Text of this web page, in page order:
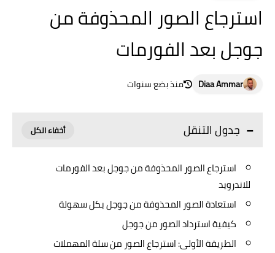
استرجاع الصور المحذوفة من
جوجل بعد الفورمات
Diaa Ammar منذ بضع سنوات
جدول التنقل
استرجاع الصور المحذوفة من جوجل بعد الفورمات
للاندرويد
استعادة الصور المحذوفة من جوجل بكل سهولة
كيفية استرداد الصور من جوجل
الطريقة الأولى: استرجاع الصور من سلة المهملات